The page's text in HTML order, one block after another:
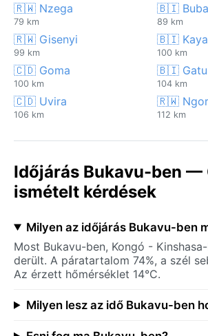
🇷🇼 Nzega
79 km
🇧🇮
89 km
🇷🇼 Gisenyi
99 km
🇧🇮
100 km
🇨🇩 Goma
100 km
🇧🇮
104 km
🇨🇩 Uvira
106 km
🇷🇼
112 km
Időjárás Bukavu-ben —
ismételt kérdések
Milyen az időjárás Bukavu-ben
Most Bukavu-ben, Kongó -
derült. A páratartalom 74%, a szél
Az érzett hőmérséklet 14°C.
Milyen lesz az idő Bukavu-ben